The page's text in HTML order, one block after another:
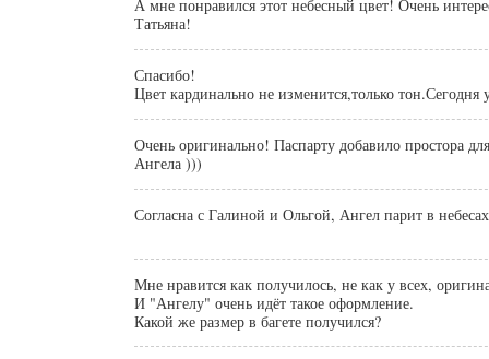
А мне понравился этот небесный цвет! Очень
Татьяна!
Спасибо!
Цвет кардинально не изменится,только тон.Сегодня
Очень оригинально! Паспарту добавило простора
Ангела )))
Согласна с Галиной и Ольгой, Ангел парит в
Мне нравится как получилось, не как у всех,
И "Ангелу" очень идёт такое оформление.
Какой же размер в багете получился?